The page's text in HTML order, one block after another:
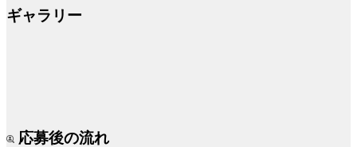
ギャラリー
応募後の流れ